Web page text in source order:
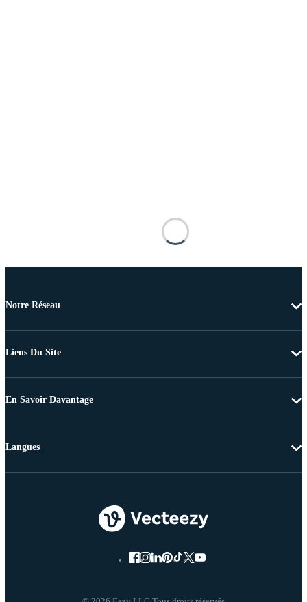
Notre Réseau
Liens Du Site
En Savoir Davantage
Langues